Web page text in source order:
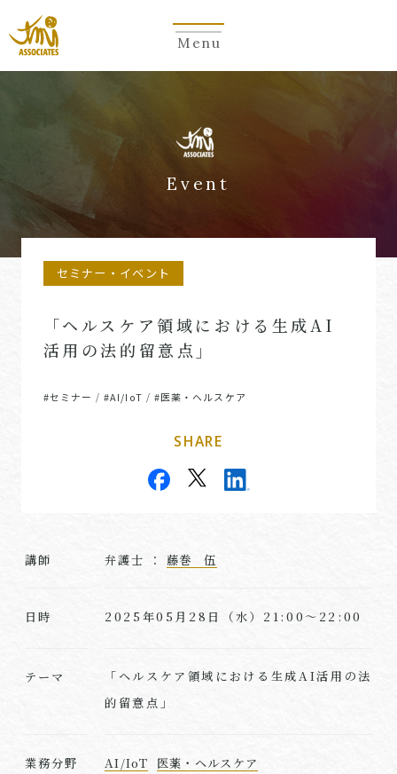
Menu
Event
セミナー・イベント
「ヘルスケア領域における生成AI
活用の法的留意点」
#セミナー /#AI/IoT / #医薬・ヘルスケア
SHARE
講師 弁護士 ： 藤巻 伍
日時 2025年05月28日（水）21:00～22:00
テーマ
「ヘルスケア領域における生成AI活用の法
的留意点」
業務分野 AI/IoT 医薬・ヘルスケア